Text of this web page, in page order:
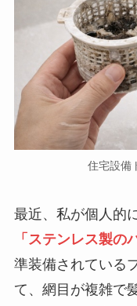
住宅設備
最近、私が個人的
「ステンレス製の
準装備されている
て、網目が複雑で